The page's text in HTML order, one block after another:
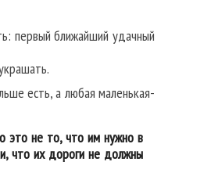
первый ближайший удачный
есть, а любая маленькая-
это не то, что им нужно в
что их дороги не должны